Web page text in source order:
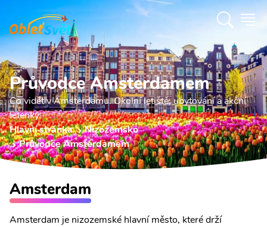
Průvodce Amsterdamem
Co vidět v Amsterdamu. Okolní letiště, ubytování a akční
letenky.
Hlavní stránka
Nizozemsko
Průvodce Amsterdamem
Amsterdam
Amsterdam je nizozemské hlavní město, které drží